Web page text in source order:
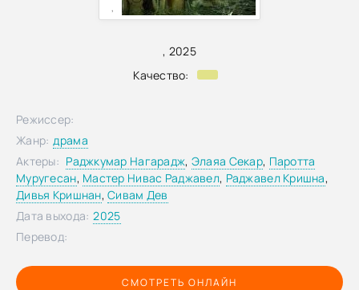
, 2025
Качество:
,
СМОТРЕТЬ ОНЛАЙН
Режиссер:
Жанр: драма
Актеры: Раджкумар Нагарадж, Элаяа Секар, Паротта
Муругесан, Мастер Нивас Раджавел, Раджавел Кришна,
Дивья Кришнан,Сивам Дев
Дата выхода: 2025
Перевод: